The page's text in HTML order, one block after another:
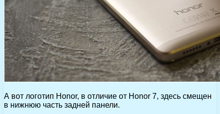
А вот логотип Honor, в отличие от Honor 7, здесь смещен
в нижнюю часть задней панели.